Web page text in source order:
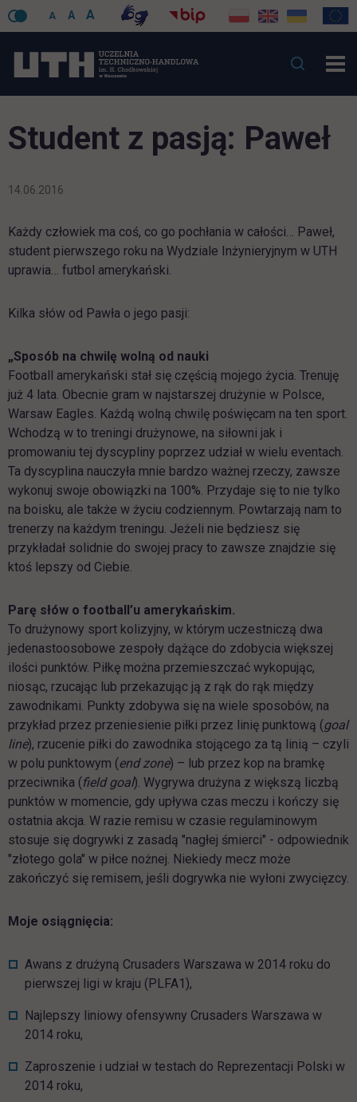
A A A
Student z pasją: Paweł
14.06.2016
Każdy człowiek ma coś, co go pochłania w całości… Paweł,
student pierwszego roku na Wydziale Inżynieryjnym w UTH
uprawia… futbol amerykański.
Kilka słów od Pawła o jego pasji:
„Sposób na chwilę wolną od nauki
Football amerykański stał się częścią mojego życia. Trenuję
już 4 lata. Obecnie gram w najstarszej drużynie w Polsce,
Warsaw Eagles. Każdą wolną chwilę poświęcam na ten sport.
Wchodzą w to treningi drużynowe, na siłowni jak i
promowaniu tej dyscypliny poprzez udział w wielu eventach.
Ta dyscyplina nauczyła mnie bardzo ważnej rzeczy, zawsze
wykonuj swoje obowiązki na 100%. Przydaje się to nie tylko
na boisku, ale także w życiu codziennym. Powtarzają nam to
trenerzy na każdym treningu. Jeżeli nie będziesz się
przykładał solidnie do swojej pracy to zawsze znajdzie się
ktoś lepszy od Ciebie.
Parę słów o football’u amerykańskim.
To drużynowy sport kolizyjny, w którym uczestniczą dwa
jedenastoosobowe zespoły dążące do zdobycia większej
ilości punktów. Piłkę można przemieszczać wykopując,
niosąc, rzucając lub przekazując ją z rąk do rąk między
zawodnikami. Punkty zdobywa się na wiele sposobów, na
przykład przez przeniesienie piłki przez linię punktową (goal
line), rzucenie piłki do zawodnika stojącego za tą linią – czyli
w polu punktowym (end zone) – lub przez kop na bramkę
przeciwnika (field goal). Wygrywa drużyna z większą liczbą
punktów w momencie, gdy upływa czas meczu i kończy się
ostatnia akcja. W razie remisu w czasie regulaminowym
stosuje się dogrywki z zasadą "nagłej śmierci" - odpowiednik
"złotego gola" w piłce nożnej. Niekiedy mecz może
zakończyć się remisem, jeśli dogrywka nie wyłoni zwycięzcy.
Moje osiągnięcia:
Awans z drużyną Crusaders Warszawa w 2014 roku do
pierwszej ligi w kraju (PLFA1),
Najlepszy liniowy ofensywny Crusaders Warszawa w
2014 roku,
Zaproszenie i udział w testach do Reprezentacji Polski w
2014 roku,